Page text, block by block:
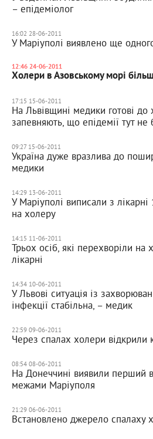
– епідеміолог
16:02 28-06-2011
У Маріуполі виявлено ще
12:46 24-06-2011
Холери в Азовському морі
17:15 15-06-2011
На Львівщині медики готові до
запевняють, що епідемії тут не
09:27 15-06-2011
Україна дуже вразлива до
медики
14:29 13-06-2011
У Маріуполі виписали з
на холеру
14:15 11-06-2011
Трьох осіб, які перехворіли на
лікарні
14:34 10-06-2011
У Львові ситуація із
інфекції стабільна, – медик
22:59 09-06-2011
Через спалах холери відкрили
08:54 08-06-2011
На Донеччині виявили перший
межами Маріуполя
21:29 06-06-2011
Встановлено джерело спалаху